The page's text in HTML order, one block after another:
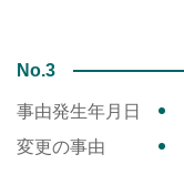
No.3
事由発生年月日
変更の事由